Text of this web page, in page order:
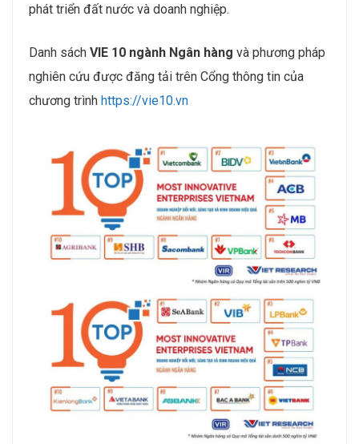
phát triển đất nước và doanh nghiệp.
Danh sách VIE 10 ngành Ngân hàng và phương pháp
nghiên cứu được đăng tải trên Cổng thông tin của
chương trình https://vie10.vn